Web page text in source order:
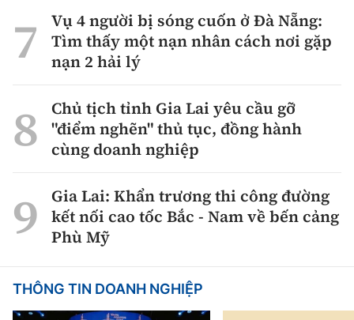
Vụ 4 người bị sóng cuốn ở Đà Nẵng:
Tìm thấy một nạn nhân cách nơi gặp
nạn 2 hải lý
Chủ tịch tỉnh Gia Lai yêu cầu gỡ
"điểm nghẽn" thủ tục, đồng hành
cùng doanh nghiệp
Gia Lai: Khẩn trương thi công đường
kết nối cao tốc Bắc - Nam về bến cảng
Phù Mỹ
THÔNG TIN DOANH NGHIỆP